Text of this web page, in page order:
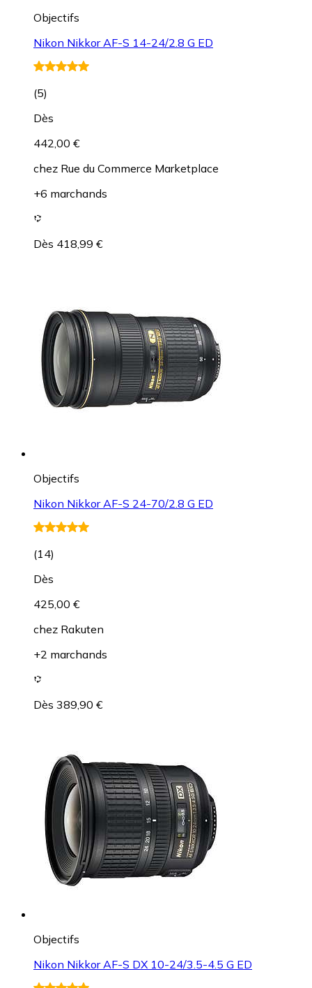
Objectifs
Nikon Nikkor AF-S 14-24/2.8 G ED
(5)
Dès
442,00 €
chez Rue du Commerce Marketplace
+6 marchands
Dès 418,99 €
Objectifs
Nikon Nikkor AF-S 24-70/2.8 G ED
(14)
Dès
425,00 €
chez Rakuten
+2 marchands
Dès 389,90 €
Objectifs
Nikon Nikkor AF-S DX 10-24/3.5-4.5 G ED